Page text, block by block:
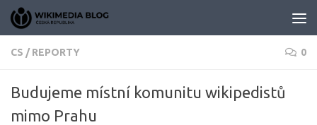
Skip to content
CS / REPORTY 0
Budujeme místní komunitu wikipedistů
mimo Prahu